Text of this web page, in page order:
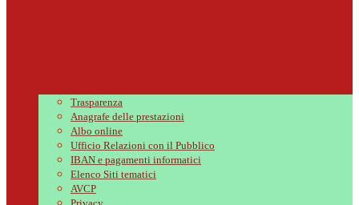
Trasparenza
Anagrafe delle prestazioni
Albo online
Ufficio Relazioni con il Pubblico
IBAN e pagamenti informatici
Elenco Siti tematici
AVCP